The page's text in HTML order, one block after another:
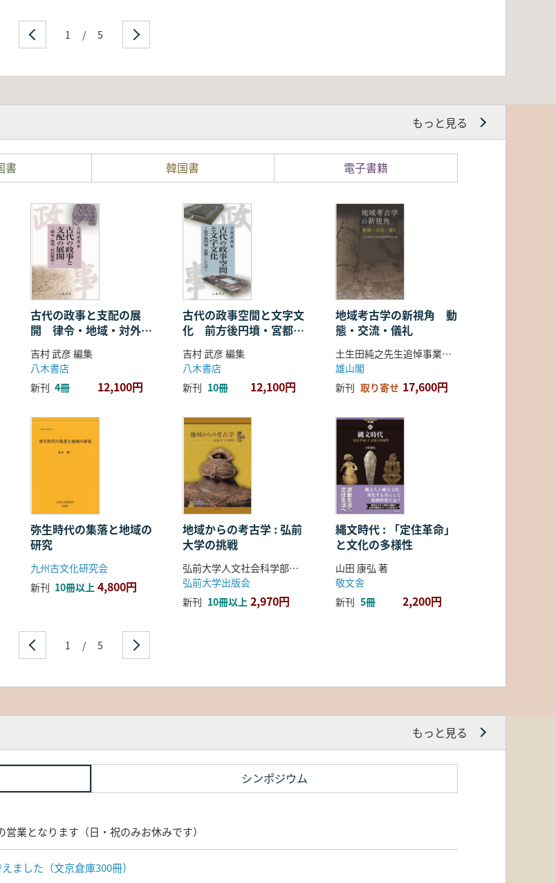
1 / 5
もっと見る
書 韓国書 電子書籍
古代の政事と支配の展
開 律令・地域・対外関
係
吉村 武彦 編集
八木書店
新刊 4冊 12,100円
古代の政事空間と文字文
化 前方後円墳・宮都・
ことば
吉村 武彦 編集
八木書店
新刊 10冊 12,100円
地域考古学の新視角 動
態・交流・儀礼
土生田純之先生追悼事業会 編
雄山閣
新刊 取り寄せ 17,600円
弥生時代の集落と地域の
研究
九州古文化研究会
新刊 10冊以上 4,800円
地域からの考古学 : 弘前
大学の挑戦
弘前大学人文社会科学部北日本考古学研究センター 編
弘前大学出版会
新刊 10冊以上 2,970円
縄文時代 : 「定住革命」
と文化の多様性
山田 康弘 著
敬文舎
新刊 5冊 2,200円
1 / 5
もっと見る
シンポジウム
業となります（日・祝のみお休みです）
した（文京倉庫300冊）